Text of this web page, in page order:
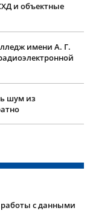
и объектные
имени А. Г.
шум из
работы с данными